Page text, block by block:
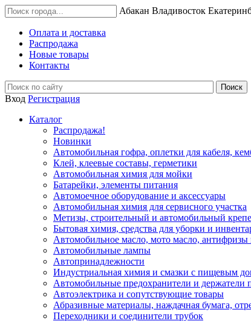
Абакан Владивосток
Оплата и доставка
Распродажа
Новые товары
Контакты
Вход Регистрация
Каталог
Распродажа!
Новинки
Автомобильная гофра, оплетки для кабеля,
Клей, клеевые составы, герметики
Автомобильная химия для мойки
Батарейки, элементы питания
Автомоечное оборудование и аксессуары
Автомобильная химия для сервисного участка
Метизы, строительный и автомобильный
Бытовая химия, средства для уборки и
Автомобильное масло, мото масло, антифризы
Автомобильные лампы
Автопринадлежности
Индустриальная химия и смазки с пищевым
Автомобильные предохранители и держатели
Автоэлектрика и сопутствующие товары
Абразивные материалы, наждачная бумага,
Переходники и соединители трубок